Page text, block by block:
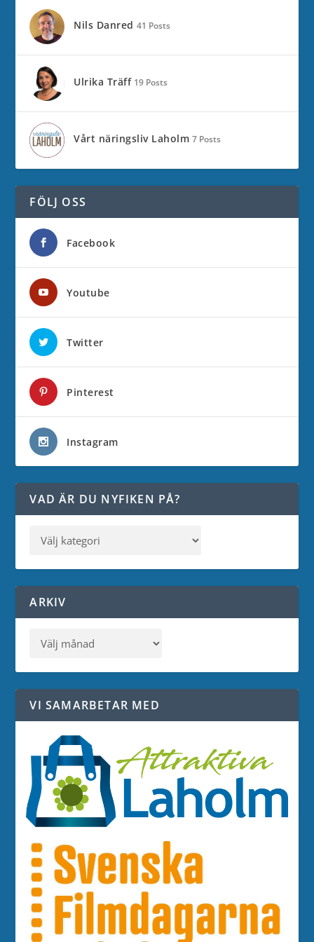
Nils Danred 41 Posts
Ulrika Träff 19 Posts
Vårt näringsliv Laholm 7 Posts
FÖLJ OSS
Facebook
Youtube
Twitter
Pinterest
Instagram
VAD ÄR DU NYFIKEN PÅ?
ARKIV
VI SAMARBETAR MED